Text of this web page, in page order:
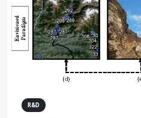
R&D